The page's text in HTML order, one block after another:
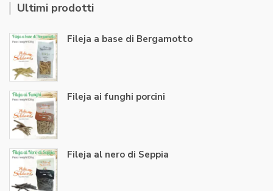
Ultimi prodotti
Fileja a base di Bergamotto
Fileja ai funghi porcini
Fileja al nero di Seppia